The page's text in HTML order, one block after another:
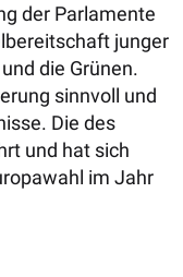
der Parlamente
junger
die Grünen.
sinnvoll und
Die des
und hat sich
im Jahr